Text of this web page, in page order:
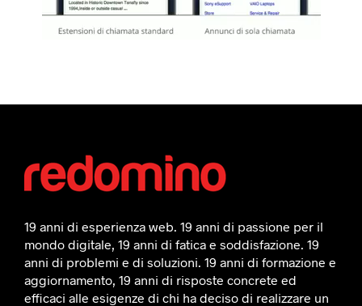
19 anni di esperienza web. 19 anni di passione per il
mondo digitale, 19 anni di fatica e soddisfazione. 19
anni di problemi e di soluzioni. 19 anni di formazione e
aggiornamento, 19 anni di risposte concrete ed
efficaci alle esigenze di chi ha deciso di realizzare un